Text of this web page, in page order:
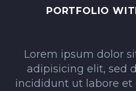
PORTFOLIO
Lorem ipsum dolor
adipisicing elit, sed
incididunt ut labore et